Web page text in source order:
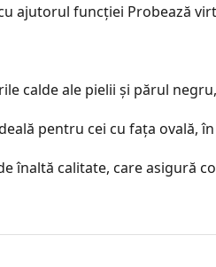
ajutorul funcției Probează
calde ale pielii și părul
pentru cei cu fața ovală,
înaltă calitate, care asigură
sau a distorsiona